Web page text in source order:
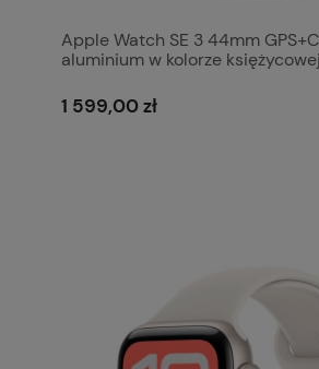
Apple Watch SE 3 44mm
aluminium w kolorze
poświaty S/M MEPE4MP/A
1 599,00 zł